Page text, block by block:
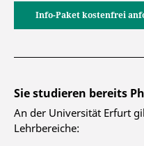
Info-Paket kostenfrei
Sie studieren bereits
An der Universität Erfurt
Lehrbereiche: